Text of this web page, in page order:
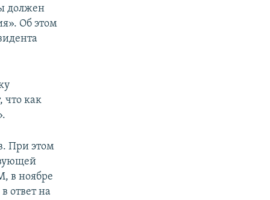
должен
Об этом
что как
При этом
в ноябре
ответ на